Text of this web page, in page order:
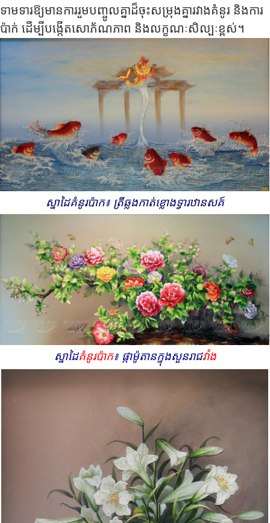
ទាមទារ​ឱ្យ​មាន​ការ​រួមបញ្ចូល​គ្នាដ៏​ចុះសម្រុង​គ្នា​​រវាង​គំនូរ​ និង​ការ
ប៉ាក់ ដើម្បី​បង្កើត​សោភ័ណភាព​ និង​លក្ខណៈសិល្បៈខ្ពស់​។
ស្នាដៃគំនូរប៉ាក៖ ត្រីឆ្លងកាត់ខ្លោងទ្វារឋានសគ៍
ស្នាដៃគំនូរប៉ាក៖ ផ្កាម៉ូតានក្នុងសួនរាជវាំង